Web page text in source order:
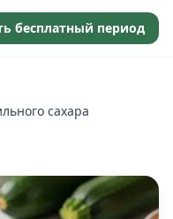
бесплатный период
сахара